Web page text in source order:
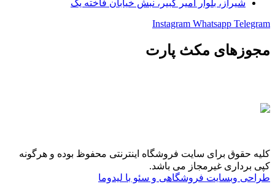
شیراز، بلوار امیر کبیر، نبش خیابان فاخته یک
Instagram Whatsapp Telegram
مجوزهای مکث پارت
کلیه حقوق برای سایت فروشگاه اینترنتی محفوظ بوده و هرگونه
کپی برداری غیرمجاز می باشد.
طراحی وبسایت فروشگاهی و سئو با لیدوما